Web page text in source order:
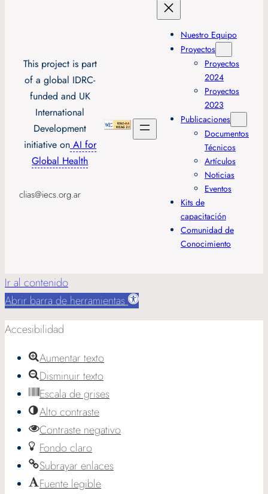
This project is part
of a global IDRC-
funded and UK
International
Development
initiative onAI for
Global Health
clias@iecs.org.ar
Nuestro Equipo
Proyectos
Proyectos
2024
Proyectos
2023
Publicaciones
Documentos
Técnicos
Artículos
Noticias
Eventos
Kits de
capacitación
Comunidad de
Conocimiento
Ir al contenido
Abrir barra de herramientas
Accesibilidad
Aumentar texto
Disminuir texto
Escala de grises
Alto contraste
Contraste negativo
Fondo claro
Subrayar enlaces
Fuente legible